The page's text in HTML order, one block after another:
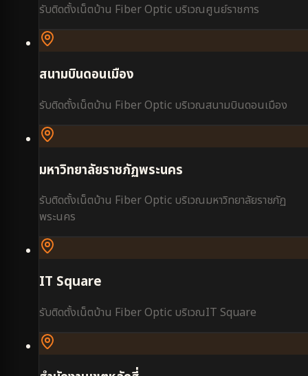
รับติดตั้งเน็ตบ้าน Fiber Optic บริเวณศูนย์ราชการ
สนามบินดอนเมือง
รับติดตั้งเน็ตบ้าน Fiber Optic บริเวณสนามบินดอนเมือง
มหาวิทยาลัยราชภัฏพระนคร
รับติดตั้งเน็ตบ้าน Fiber Optic บริเวณมหาวิทยาลัยราชภัฏ
พระนคร
IT Square
รับติดตั้งเน็ตบ้าน Fiber Optic บริเวณIT Square